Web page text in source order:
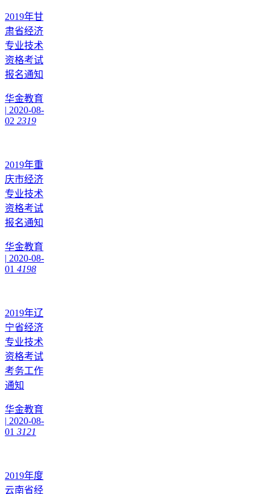
2019年甘
肃省经济
专业技术
资格考试
报名通知
华金教育
| 2020-08-
02 2319
2019年重
庆市经济
专业技术
资格考试
报名通知
华金教育
| 2020-08-
01 4198
2019年辽
宁省经济
专业技术
资格考试
考务工作
通知
华金教育
| 2020-08-
01 3121
2019年度
云南省经